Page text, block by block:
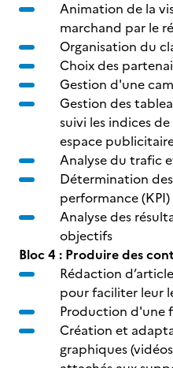
Animation de la
marchand par le
Organisation du
Choix des
Gestion d'une
Gestion des
suivi les indices
espace
Analyse du trafic
Détermination
performance (KPI)
Analyse des
objectifs
Bloc 4 : Produire des
Rédaction
pour faciliter leur
Production d'une
Création et
graphiques